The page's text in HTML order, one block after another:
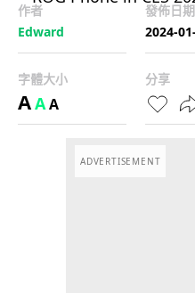
作者
Edward
發佈日期
2024-
字體大小
AAA
分享
ADVERTISEMENT